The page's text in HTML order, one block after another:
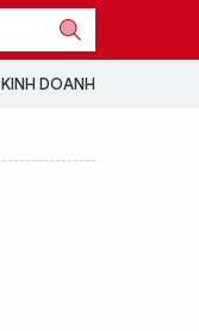
KINH DOANH